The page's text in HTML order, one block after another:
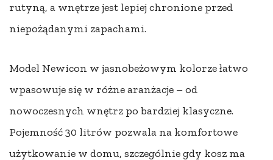
rutyną, a wnętrze jest lepiej chronione przed
niepożądanymi zapachami.
Model Newicon w jasnobeżowym kolorze łatwo
wpasowuje się w różne aranżacje – od
nowoczesnych wnętrz po bardziej klasyczne.
Pojemność 30 litrów pozwala na komfortowe
użytkowanie w domu, szczególnie gdy kosz ma